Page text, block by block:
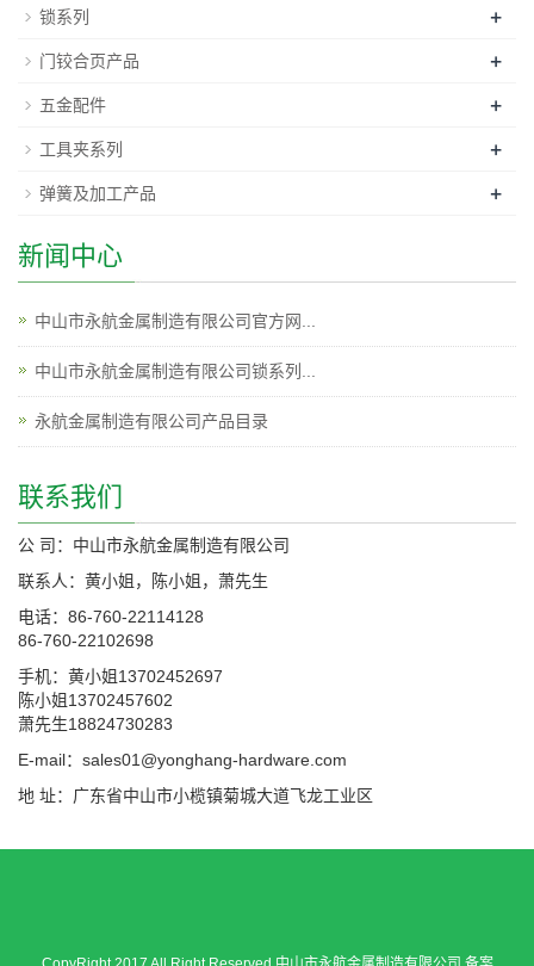
锁系列 +
门铰合页产品 +
五金配件 +
工具夹系列 +
弹簧及加工产品 +
新闻中心
中山市永航金属制造有限公司官方网...
中山市永航金属制造有限公司锁系列...
永航金属制造有限公司产品目录
联系我们
公 司：中山市永航金属制造有限公司
联系人：黄小姐，陈小姐，萧先生
电话：86-760-22114128
86-760-22102698
手机：黄小姐13702452697
陈小姐13702457602
萧先生18824730283
E-mail：sales01@yonghang-hardware.com
地 址：广东省中山市小榄镇菊城大道飞龙工业区